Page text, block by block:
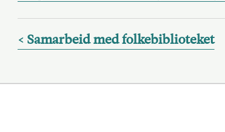
Samarbeid med folkebiblioteket